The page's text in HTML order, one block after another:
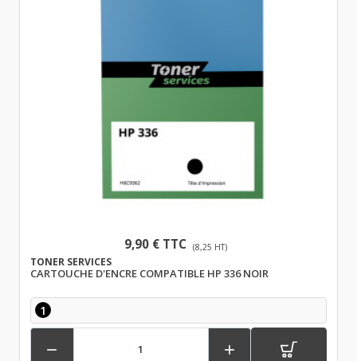
9,90 € TTC (8,25 HT)
TONER SERVICES
CARTOUCHE D'ENCRE COMPATIBLE HP 336 NOIR
1
 